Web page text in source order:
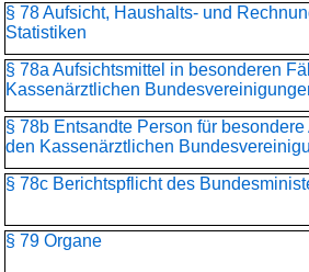
§ 78 Aufsicht, Haushalts- und
Statistiken
§ 78a Aufsichtsmittel in besonderen
Kassenärztlichen
§ 78b Entsandte Person für
den Kassenärztlichen
§ 78c Berichtspflicht des
§ 79 Organe